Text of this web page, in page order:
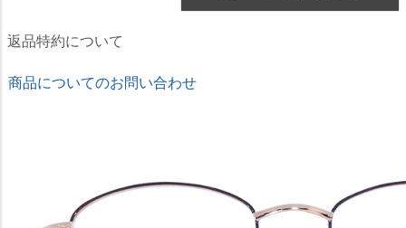
返品特約について
商品についてのお問い合わせ